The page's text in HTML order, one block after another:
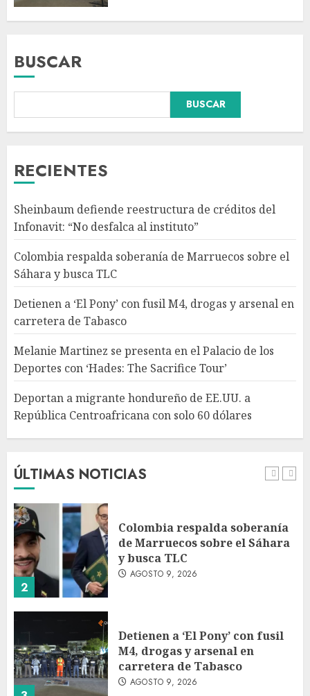
BUSCAR
BUSCAR
RECIENTES
Sheinbaum defiende reestructura de créditos del
Infonavit: “No desfalca al instituto”
Colombia respalda soberanía de Marruecos sobre el
Sáhara y busca TLC
Detienen a ‘El Pony’ con fusil M4, drogas y arsenal en
carretera de Tabasco
Melanie Martinez se presenta en el Palacio de los
Deportes con ‘Hades: The Sacrifice Tour’
Deportan a migrante hondureño de EE.UU. a
República Centroafricana con solo 60 dólares
ÚLTIMAS NOTICIAS
Detienen a ‘El Pony’ con fusil
M4, drogas y arsenal en
4
Melanie Martinez se presenta
en el Palacio de los Deportes
con ‘Hades: The Sacrifice Tour’
AGOSTO 9, 2026
5
Deportan a migrante
hondureño de EE.UU. a
República Centroafricana con
solo 60 dólares
AGOSTO 9, 2026
1
Sheinbaum defiende
AGOSTO 9, 2026
2
Colombia respalda soberanía
de Marruecos sobre el Sáhara
y busca TLC
AGOSTO 9, 2026
Detienen a ‘El Pony’ con fusil
M4, drogas y arsenal en
carretera de Tabasco
AGOSTO 9, 2026